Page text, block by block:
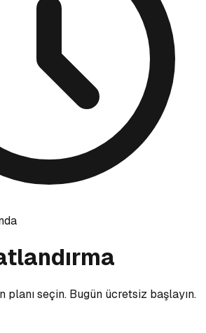
planı seçin. Bugün ücretsiz başlayın.